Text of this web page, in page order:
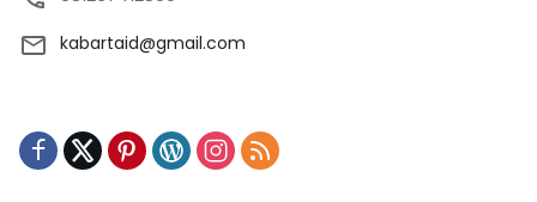
kabartaid@gmail.com